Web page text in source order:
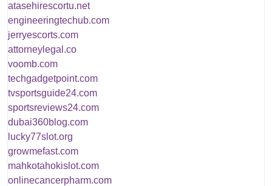
atasehirescortu.net
engineeringtechub.com
jerryescorts.com
attorneylegal.co
voomb.com
techgadgetpoint.com
tvsportsguide24.com
sportsreviews24.com
dubai360blog.com
lucky77slot.org
growmefast.com
mahkotahokislot.com
onlinecancerpharm.com